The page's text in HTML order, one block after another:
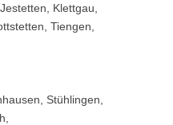
Klettgau,
Tiengen,
Stühlingen,